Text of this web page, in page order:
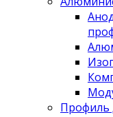
Профиль